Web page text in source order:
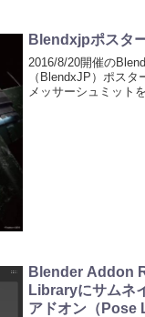
す。具体的には動画
している数値が連続
Blendxjpポスタ
2016/8/20開催の
（BlendxJP）ポス
メッサーシュミット
Blender Addon
Libraryにサムネ
アドオン（Pose